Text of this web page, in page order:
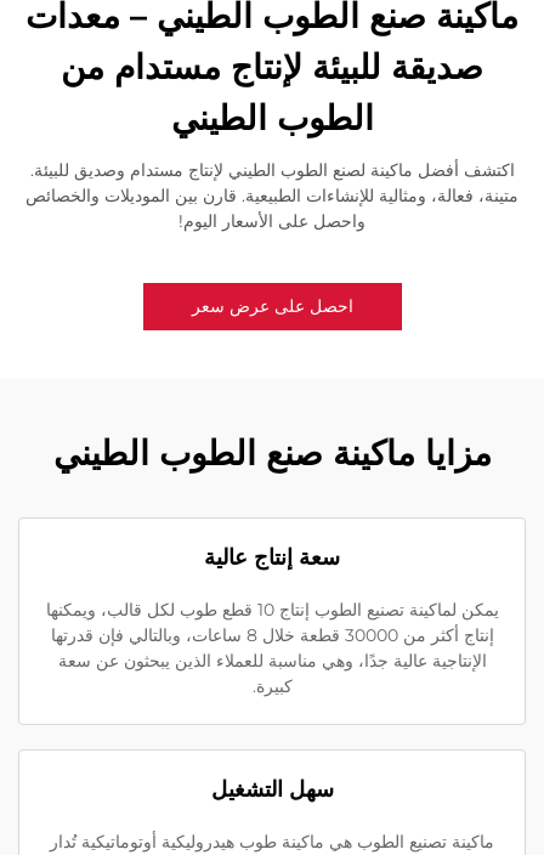
ماكينة صنع الطوب الطيني – معدات
صديقة للبيئة لإنتاج مستدام من
الطوب الطيني
اكتشف أفضل ماكينة لصنع الطوب الطيني لإنتاج مستدام وصديق للبيئة.
متينة، فعالة، ومثالية للإنشاءات الطبيعية. قارن بين الموديلات والخصائص
واحصل على الأسعار اليوم!
احصل على عرض سعر
مزايا ماكينة صنع الطوب الطيني
سعة إنتاج عالية
يمكن لماكينة تصنيع الطوب إنتاج 10 قطع طوب لكل قالب، ويمكنها
إنتاج أكثر من 30000 قطعة خلال 8 ساعات، وبالتالي فإن قدرتها
الإنتاجية عالية جدًا، وهي مناسبة للعملاء الذين يبحثون عن سعة
كبيرة.
سهل التشغيل
ماكينة تصنيع الطوب هي ماكينة طوب هيدروليكية أوتوماتيكية تُدار